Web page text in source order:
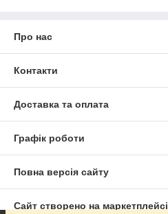
Про нас
Контакти
Доставка та оплата
Графік роботи
Повна версія сайту
Сайт створено на маркетплейсі